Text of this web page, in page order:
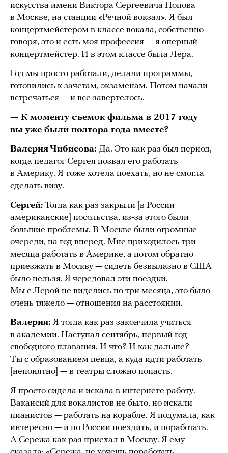
искусства имени Виктора Сергеевича Попова
в Москве, на станции «Речной вокзал». Я был
концертмейстером в классе вокала, собственно
говоря, это и есть моя профессия — я оперный
концертмейстер. И в этом классе была Лера.
Год мы просто работали, делали программы,
готовились к зачетам, экзаменам. Потом начали
встречаться — и все завертелось.
— К моменту съемок фильма в 2017 году
вы уже были полтора года вместе?
Валерия Чибисова: Да. Это как раз был период,
когда педагог Сергея позвал его работать
в Америку. Я тоже хотела поехать, но не смогла
сделать визу.
Сергей: Тогда как раз закрыли [в России
американские] посольства, из-за этого были
большие проблемы. В Москве были огромные
очереди, на год вперед. Мне приходилось три
месяца работать в Америке, а потом обратно
приезжать в Москву — сидеть безвылазно в США
было нельзя. Я чередовал эти поездки.
Мы с Лерой не виделись по три месяца, это было
очень тяжело — отношения на расстоянии.
Валерия: Я тогда как раз закончила учиться
в академии. Наступал сентябрь, первый год
свободного плавания. И что? И как дальше?
Ты с образованием певца, а куда идти работать
[непонятно] — в театры сложно попасть.
Я просто сидела и искала в интернете работу.
Вакансий для вокалистов не было, но искали
пианистов — работать на корабле. Я подумала, как
интересно — и по России поездить, и поработать.
А Сережа как раз приехал в Москву. Я ему